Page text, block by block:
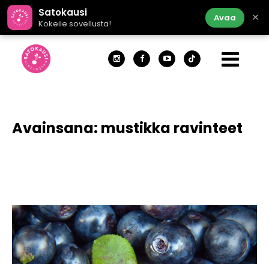
Satokausi
Kokeile sovellusta!
Avaa ×
Avainsana: mustikka ravinteet